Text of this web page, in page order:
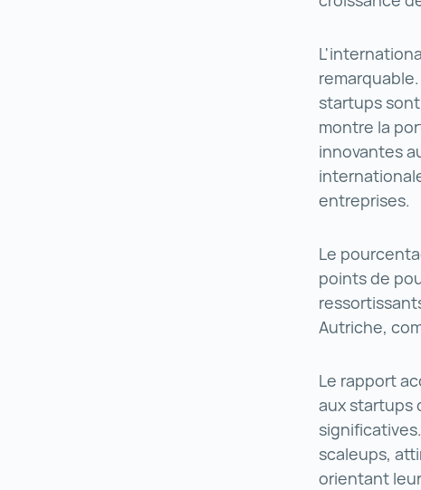
startups
montre la
innovantes
entreprises.
Le
points de
Autriche,
Le rapport
aux startups
scaleups,
orientant